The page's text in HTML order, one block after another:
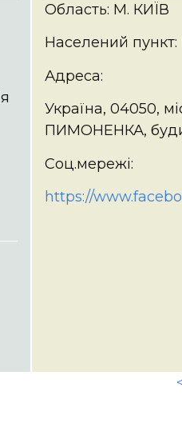
Область: М. КИЇВ
Населений
Адреса:
Україна, 04050,
ПИМОНЕНКА,
Соц.мережі:
https://